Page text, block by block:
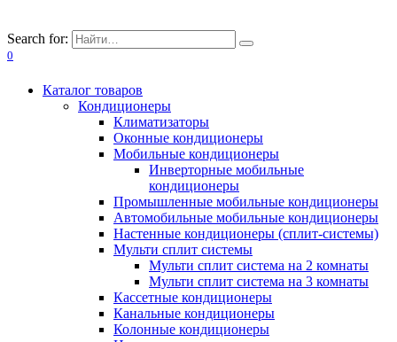
Search for:
0
Каталог товаров
Кондиционеры
Климатизаторы
Оконные кондиционеры
Мобильные кондиционеры
Инверторные мобильные
кондиционеры
Промышленные мобильные кондиционеры
Автомобильные мобильные кондиционеры
Настенные кондиционеры (сплит-системы)
Мульти сплит системы
Мульти сплит система на 2 комнаты
Мульти сплит система на 3 комнаты
Кассетные кондиционеры
Канальные кондиционеры
Колонные кондиционеры